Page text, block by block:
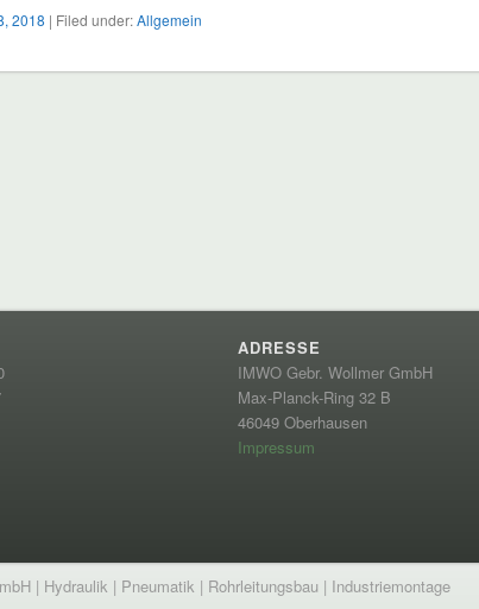
2018 | Filed under:Allgemein
ADRESSE
IMWO Gebr. Wollmer GmbH
Max-Planck-Ring 32 B
46049 Oberhausen
Impressum
| Hydraulik | Pneumatik | Rohrleitungsbau | Industriemontage